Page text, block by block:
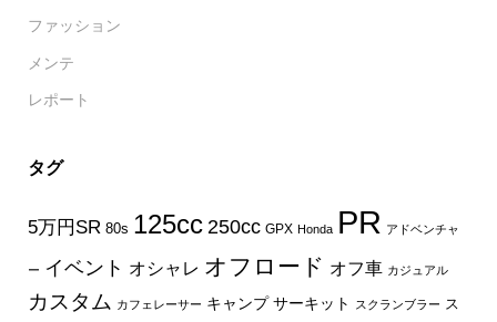
ファッション
メンテ
レポート
タグ
5万円SR 80s 125cc 250cc GPX Honda PR アドベンチャ
ー イベント オシャレ オフロード オフ車 カジュアル
カスタム カフェレーサー キャンプ サーキット スクランブラー ス